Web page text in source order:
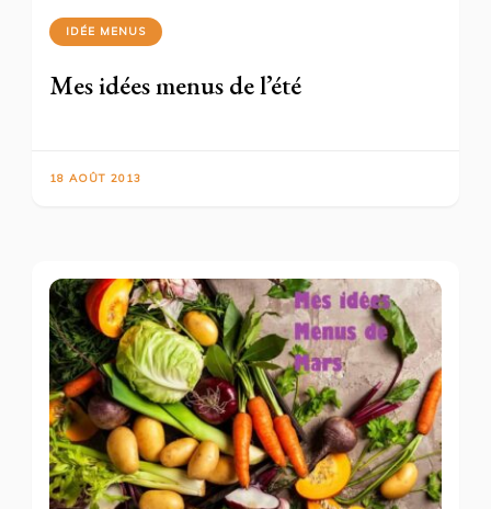
IDÉE MENUS
Mes idées menus de l’été
18 AOÛT 2013